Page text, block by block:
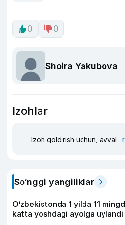
0 0
Shoira Yakubova
Izohlar
Izoh qoldirish uchun, avval
So‘nggi yangiliklar
O‘zbekistonda 1 yilda 11
katta yoshdagi ayolga uylandi